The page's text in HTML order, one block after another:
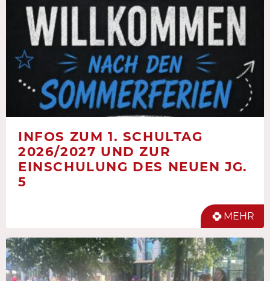
INFOS ZUM 1. SCHULTAG
2026/2027 UND ZUR
EINSCHULUNG DES NEUEN JG.
5
MEHR